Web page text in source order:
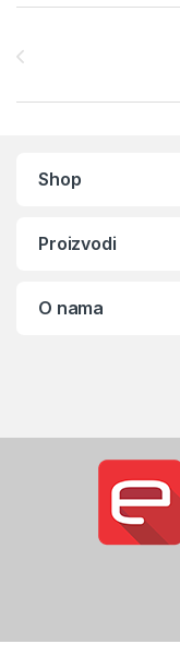
Shop
Proizvodi
O nama